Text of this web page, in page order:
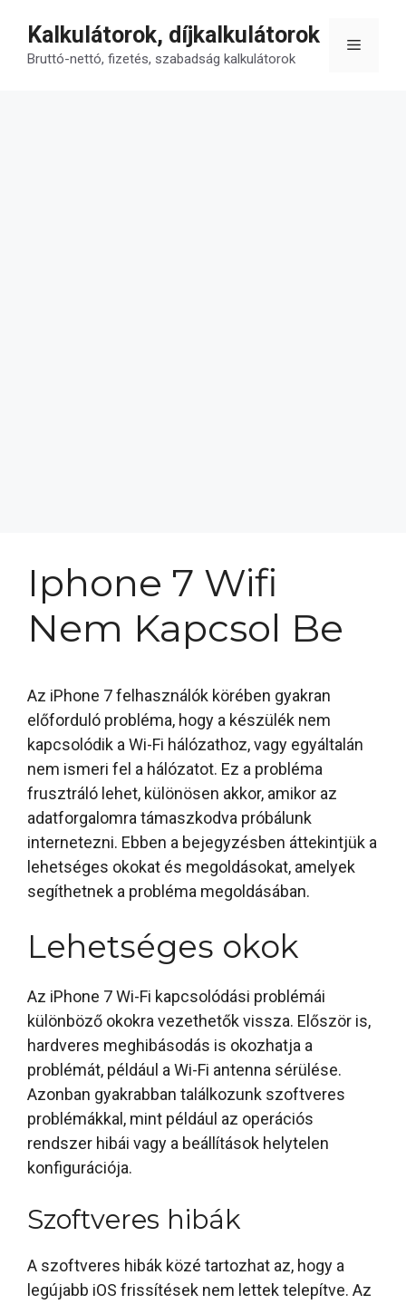
tartalomba
Kalkulátorok, díjkalkulátorok
Bruttó-nettó, fizetés, szabadság kalkulátorok
Menü
Iphone 7 Wifi
Nem Kapcsol Be
Az iPhone 7 felhasználók körében gyakran
előforduló probléma, hogy a készülék nem
kapcsolódik a Wi-Fi hálózathoz, vagy egyáltalán
nem ismeri fel a hálózatot. Ez a probléma
frusztráló lehet, különösen akkor, amikor az
adatforgalomra támaszkodva próbálunk
internetezni. Ebben a bejegyzésben áttekintjük a
lehetséges okokat és megoldásokat, amelyek
segíthetnek a probléma megoldásában.
Lehetséges okok
Az iPhone 7 Wi-Fi kapcsolódási problémái
különböző okokra vezethetők vissza. Először is,
hardveres meghibásodás is okozhatja a
problémát, például a Wi-Fi antenna sérülése.
Azonban gyakrabban találkozunk szoftveres
problémákkal, mint például az operációs
rendszer hibái vagy a beállítások helytelen
konfigurációja.
Szoftveres hibák
A szoftveres hibák közé tartozhat az, hogy a
legújabb iOS frissítések nem lettek telepítve. Az